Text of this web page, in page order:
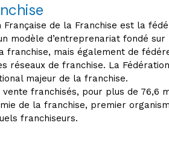
de la Franchise est la
modèle d’entreprenariat fondé
mais également de
de franchise. La
majeur de la franchise.
franchisés, pour plus de 76,6
de la franchise, premier
franchiseurs.